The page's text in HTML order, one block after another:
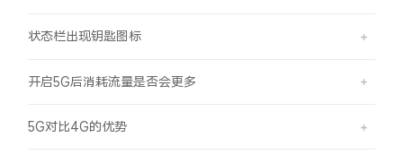
状态栏出现钥匙图标
开启5G后消耗流量是否会更多
5G对比4G的优势